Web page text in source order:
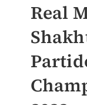
Real